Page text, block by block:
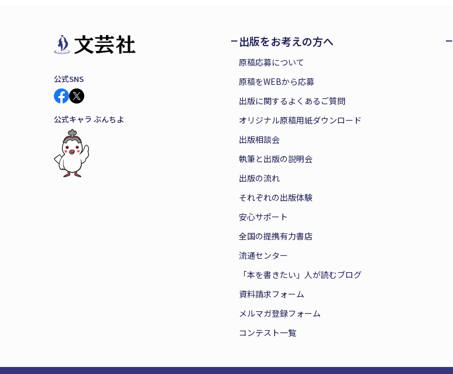
公式SNS
公式キャラ ぶんちよ
出版をお考えの方へ
原稿応募について
原稿をWEBから応募
出版に関するよくあるご質問
オリジナル原稿用紙ダウンロード
出版相談会
執筆と出版の説明会
出版の流れ
それぞれの出版体験
安心サポート
全国の提携有力書店
流通センター
「本を書きたい」人が読むブログ
資料請求フォーム
メルマガ登録フォーム
コンテスト一覧